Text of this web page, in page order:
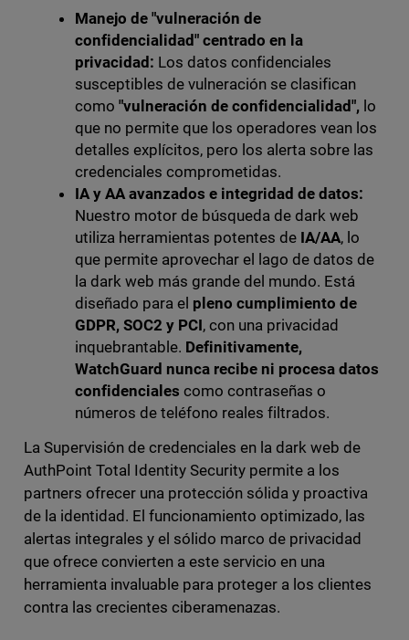
Manejo de "vulneración de
confidencialidad" centrado en la
privacidad: Los datos confidenciales
susceptibles de vulneración se clasifican
como "vulneración de confidencialidad", lo
que no permite que los operadores vean los
detalles explícitos, pero los alerta sobre las
credenciales comprometidas.
IA y AA avanzados e integridad de datos:
Nuestro motor de búsqueda de dark web
utiliza herramientas potentes de IA/AA, lo
que permite aprovechar el lago de datos de
la dark web más grande del mundo. Está
diseñado para el pleno cumplimiento de
GDPR, SOC2 y PCI, con una privacidad
inquebrantable. Definitivamente,
WatchGuard nunca recibe ni procesa datos
confidenciales como contraseñas o
números de teléfono reales filtrados.
La Supervisión de credenciales en la dark web de
AuthPoint Total Identity Security permite a los
partners ofrecer una protección sólida y proactiva
de la identidad. El funcionamiento optimizado, las
alertas integrales y el sólido marco de privacidad
que ofrece convierten a este servicio en una
herramienta invaluable para proteger a los clientes
contra las crecientes ciberamenazas.